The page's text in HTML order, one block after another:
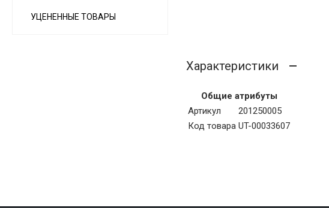
УЦЕНЕННЫЕ ТОВАРЫ
Характеристики
Общие атрибуты
Артикул
201250005
Код товара UT-00033607